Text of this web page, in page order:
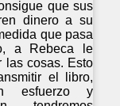
que sus
dinero a su
que pasa
a Rebeca le
las cosas. Esto
el libro,
esfuerzo y